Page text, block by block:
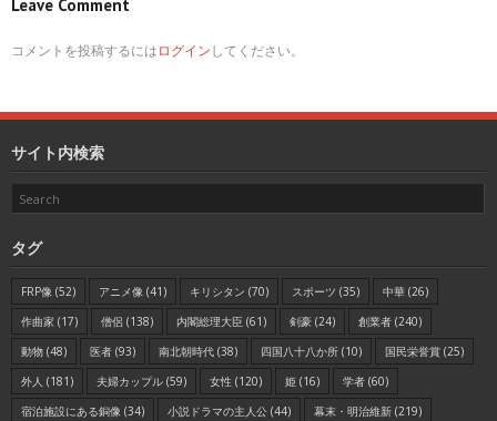
Leave Comment
コメントを投稿するにはログインしてください。
サイト内検索
タグ
FRP像 (52) アニメ像 (41) キリシタン (70) スポーツ (35) 中華 (26)
作曲家 (17) 僧侶 (138) 内閣総理大臣 (61) 剣豪 (24) 創業者 (240)
動物 (48) 医者 (93) 南北朝時代 (38) 四国八十八か所 (10) 国民栄誉賞 (25)
外人 (181) 夫婦カップル (59) 女性 (120) 姫 (16) 学者 (60)
宿泊施設にある銅像 (34) 小説ドラマの主人公 (44) 幕末・明治維新 (219)